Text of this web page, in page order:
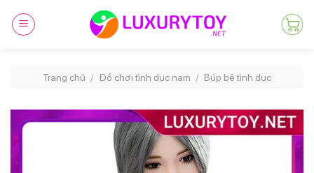
Trang chủ / Đồ chơi tình dục nam / Búp bê tình dục